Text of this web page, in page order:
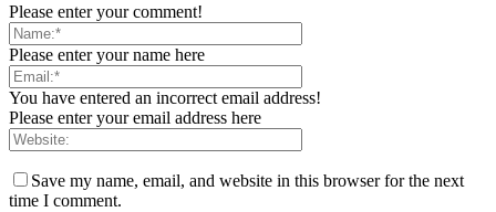
Please enter your comment!
Please enter your name here
You have entered an incorrect email address!
Please enter your email address here
Save my name, email, and website in this browser for the next
time I comment.